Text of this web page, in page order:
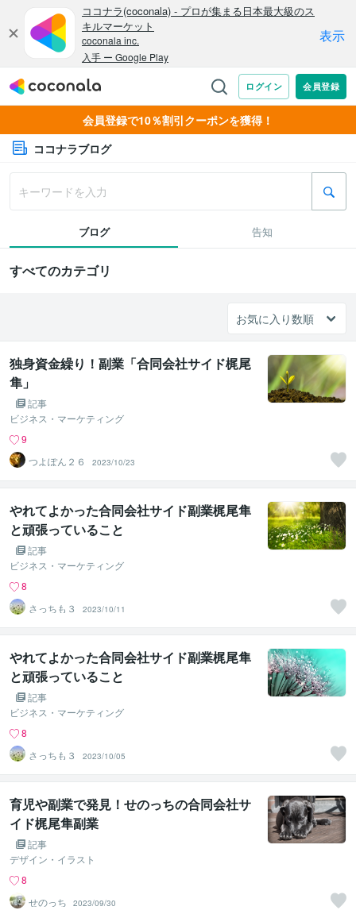
会員登録で10％割引クーポンを獲得！
ココナラブログ
ブログ 告知
すべてのカテゴリ
独身資金繰り！副業「合同会社サイド梶尾
隼」
記事
ビジネス・マーケティング
9
つよぽん２６
2023/10/23
やれてよかった合同会社サイド副業梶尾隼
と頑張っていること
記事
ビジネス・マーケティング
8
さっちも３
2023/10/11
やれてよかった合同会社サイド副業梶尾隼
と頑張っていること
記事
ビジネス・マーケティング
8
さっちも３
2023/10/05
育児や副業で発見！せのっちの合同会社サ
イド梶尾隼副業
記事
デザイン・イラスト
8
せのっち
2023/09/30